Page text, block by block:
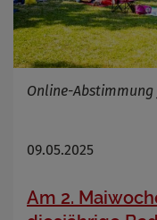
Online-
09.05.2025
Am 2.